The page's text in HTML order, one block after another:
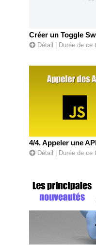
Créer un Toggle
Détail | Durée de ce
4/4. Appeler une
Détail | Durée de ce